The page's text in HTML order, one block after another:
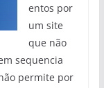
entos por
um site
que não
sequencia
permite por